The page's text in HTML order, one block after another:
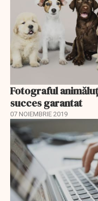
Fotograful
succes garantat
07 NOIEMBRIE 2019